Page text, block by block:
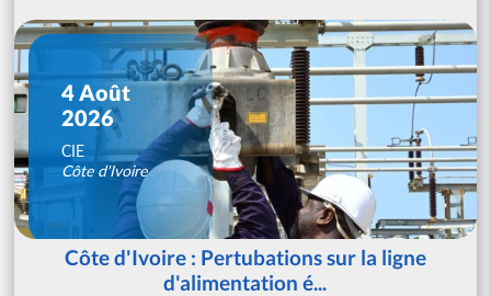
4 Août
2026
CIE
Côte d'Ivoire
Côte d'Ivoire : Pertubations sur la ligne
d'alimentation é...